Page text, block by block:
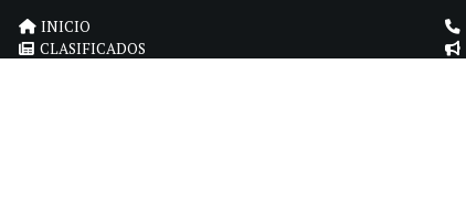
INICIO
CLASIFICADOS